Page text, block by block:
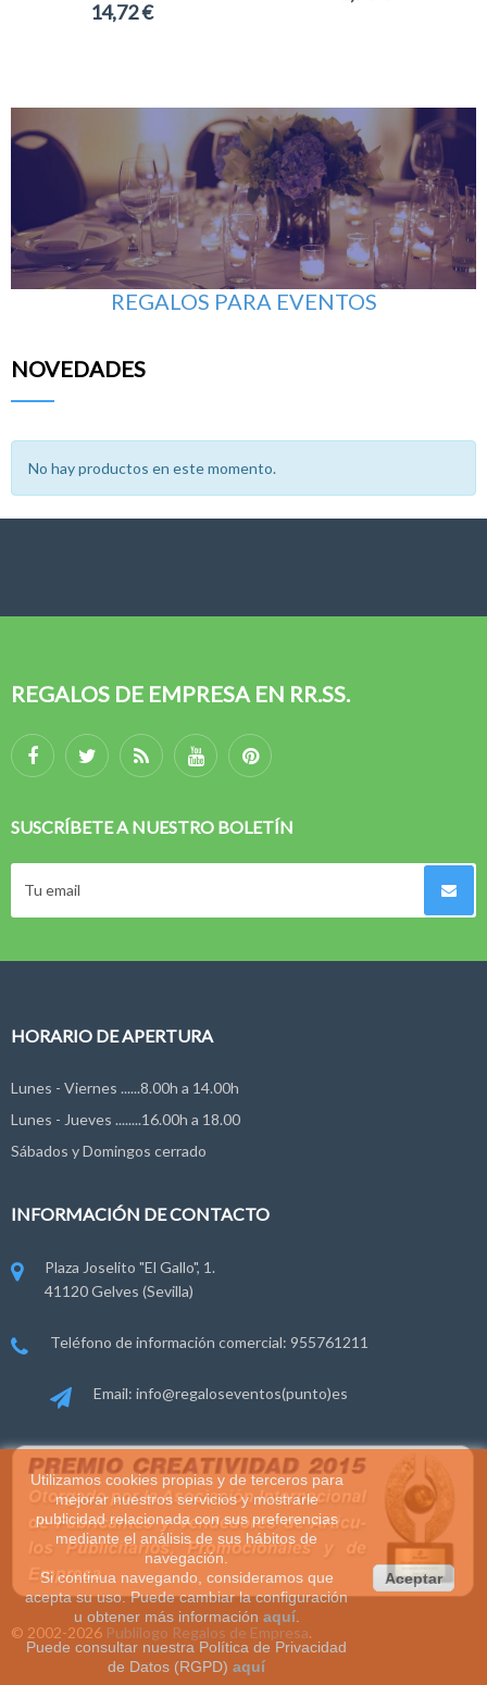
14,72 €
REGALOS PARA EVENTOS
NOVEDADES
No hay productos en este momento.
REGALOS DE EMPRESA EN RR.SS.
SUSCRÍBETE A NUESTRO BOLETÍN
HORARIO DE APERTURA
Lunes - Viernes ......8.00h a 14.00h
Lunes - Jueves ........16.00h a 18.00
Sábados y Domingos cerrado
INFORMACIÓN DE CONTACTO
Plaza Joselito "El Gallo", 1.
41120 Gelves (Sevilla)
Teléfono de información comercial: 955761211
Email: info@regaloseventos(punto)es
© 2002-2026 Publilogo Regalos de Empresa.
Utilizamos cookies propias y de terceros para
mejorar nuestros servicios y mostrarle
publicidad relacionada con sus preferencias
mediante el análisis de sus hábitos de
navegación.
Si continua navegando, consideramos que
acepta su uso. Puede cambiar la configuración
u obtener más información aquí.
Puede consultar nuestra Política de Privacidad
de Datos (RGPD) aquí
Aceptar